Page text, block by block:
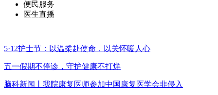
便民服务
医生直播
5·12护士节：以温柔赴使命，以关怀暖人心
五一假期不停诊，守护健康不打烊
脑科新闻丨我院康复医师参加中国康复医学会非侵入